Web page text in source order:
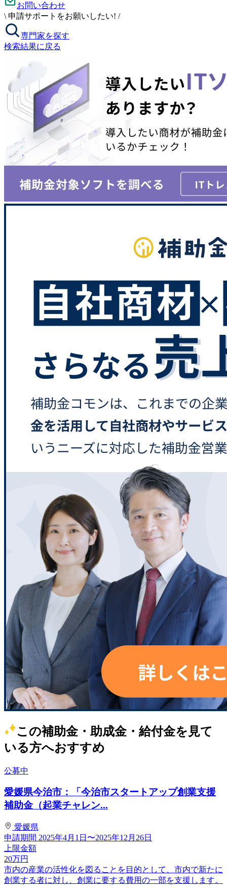
お問い合わせ
\ 申請サポートをお願いしたい! /
専門家を探す
検索結果に戻る
この補助金・助成金・給付金を見て
いる方へおすすめ
公募中
愛媛県今治市：「今治市スタートアップ創業支援
補助金（起業チャレン...
愛媛県
申請期間 2025年4月1日〜2025年12月26日
上限金額
20万円
市内の産業の活性化を図ることを目的として、市内で新たに
創業する者に対し、創業に要する費用の一部を支援します。